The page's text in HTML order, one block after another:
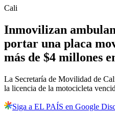
Cali
Inmovilizan
portar una placa
más de $4 millones
La Secretaría de Movilidad de
la licencia de la motocicleta
Siga a EL PAÍS en Google